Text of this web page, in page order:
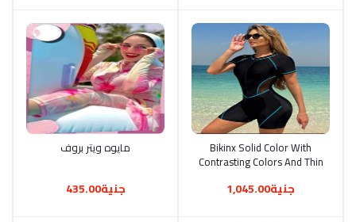
Vacation Vacation
أضف إلى السلة
Bikinx Solid Color With
Contrasting Colors And Thin
Short-Sleeved Four-Corner
جنية1,045.00
أضف إلى السلة
مايوه ويتر بروف
جنية435.00